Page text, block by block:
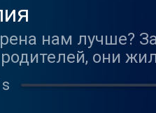
нам лучше?
они
Нет, счастья
Мы стараемся